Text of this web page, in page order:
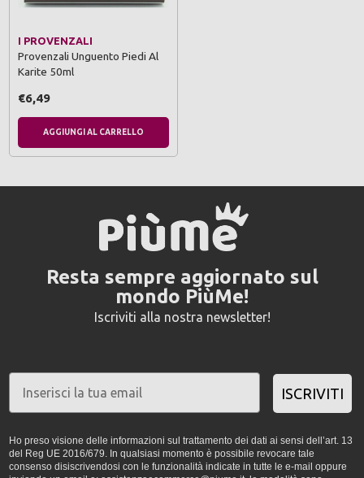
I PROVENZALI
Provenzali Unguento Piedi Al
Karite 50ml
€6,49
AGGIUNGI AL CARRELLO
Resta sempre aggiornato sul
mondo PiùMe!
Iscriviti alla nostra newsletter!
ISCRIVITI
Ho preso visione delle informazioni sul trattamento dei dati ai sensi dell’art. 13
del Reg UE 2016/679. In qualsiasi momento è possibile revocare tale
consenso disiscrivendosi con le funzionalità indicate in tutte le e-mail oppure